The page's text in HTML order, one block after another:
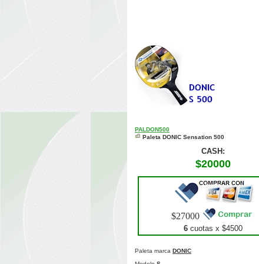
PALDON500
Paleta DONIC Sensation 500
CASH:
$20000
$27000
6cuotas x $4500
Paleta marca DONIC